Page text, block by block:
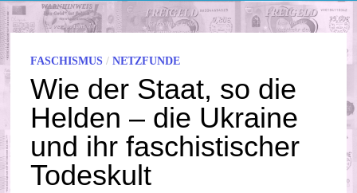
FASCHISMUS /NETZFUNDE
Wie der Staat, so die
Helden – die Ukraine
und ihr faschistischer
Todeskult